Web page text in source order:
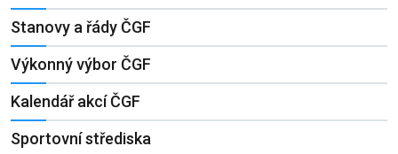
Stanovy a řády ČGF
Výkonný výbor ČGF
Kalendář akcí ČGF
Sportovní střediska